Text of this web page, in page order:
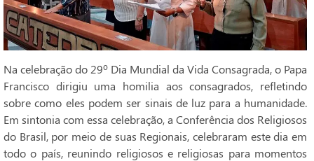
Na celebração do 29º Dia Mundial da Vida Consagrada, o Papa
Francisco dirigiu uma homilia aos consagrados, refletindo
sobre como eles podem ser sinais de luz para a humanidade.
Em sintonia com essa celebração, a Conferência dos Religiosos
do Brasil, por meio de suas Regionais, celebraram este dia em
todo o país, reunindo religiosos e religiosas para momentos